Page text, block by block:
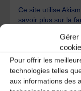
Gérer
Pour offrir les
technologies telles
aux informations des
Ce site utilise
savoir plus sur la